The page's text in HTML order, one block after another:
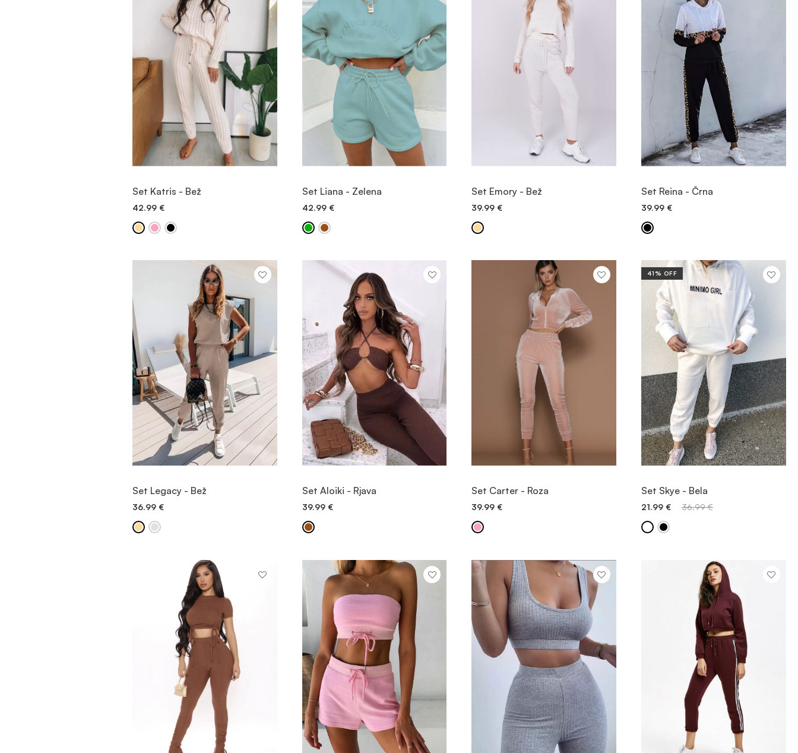
Set Katris - Bež
42.99 €
OGLED
Set Liana - Zelena
42.99 €
OGLED
Set Emory - Bež
39.99 €
Set Reina - Črna
39.99 €
OGLED
Set Legacy - Bež
36.99 €
OGLED
Set Aloiki - Rjava
39.99 €
OGLED
Set Carter - Roza
39.99 €
41% OFF
OGLED
Set Skye - Bela
21.99 € 36.99€